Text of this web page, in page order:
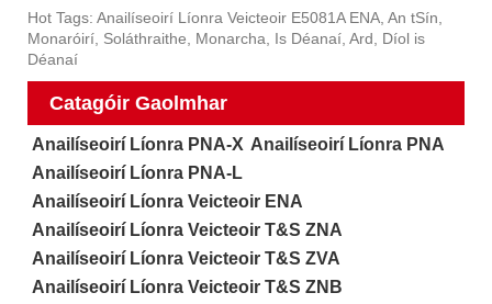
Hot Tags: Anailíseoirí Líonra Veicteoir E5081A ENA, An tSín,
Monaróirí, Soláthraithe, Monarcha, Is Déanaí, Ard, Díol is
Déanaí
Catagóir Gaolmhar
Anailíseoirí Líonra PNA-X Anailíseoirí Líonra PNA
Anailíseoirí Líonra PNA-L
Anailíseoirí Líonra Veicteoir ENA
Anailíseoirí Líonra Veicteoir T&S ZNA
Anailíseoirí Líonra Veicteoir T&S ZVA
Anailíseoirí Líonra Veicteoir T&S ZNB